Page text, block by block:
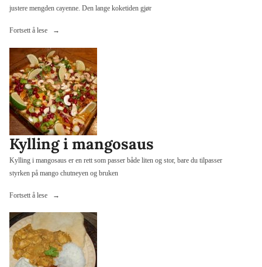
justere mengden cayenne. Den lange koketiden gjør
Fortsett å lese
«Hot
Kylling i mangosaus
Kylling i mangosaus er en rett som passer både liten og stor, bare du tilpasser
styrken på mango chutneyen og bruken
Fortsett å lese
«Kylling